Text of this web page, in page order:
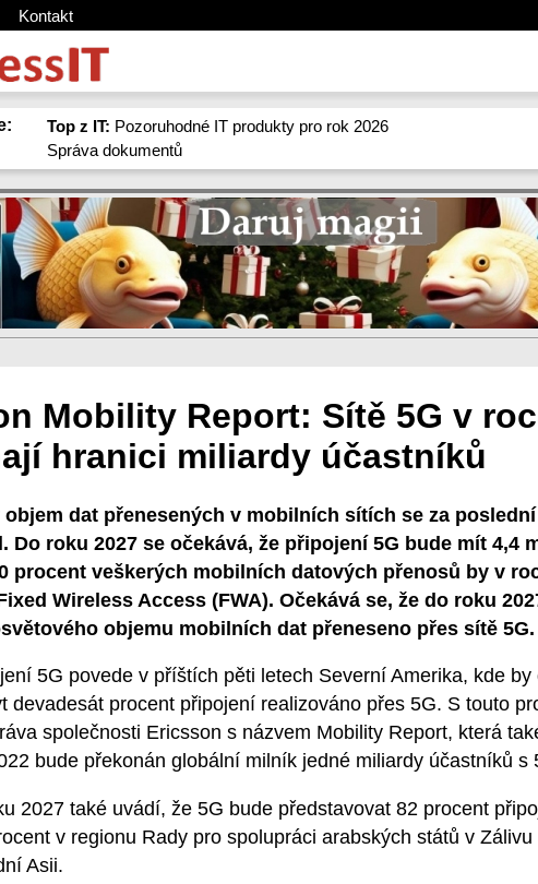
Kontakt
Top z IT: Pozoruhodné IT produkty pro rok 2026
Správa dokumentů
Mobility Report: Sítě 5G v
hranici miliardy účastníků
dat přenesených v mobilních sítích se za
Do roku 2027 se očekává, že připojení 5G bude mít 4,4
procent veškerých mobilních datových přenosů by v
Wireless Access (FWA). Očekává se, že do roku
objemu mobilních dat přeneseno přes sítě 5G.
5G povede v příštích pěti letech Severní Amerika, kde by
devadesát procent připojení realizováno přes 5G. S touto
společnosti Ericsson s názvem Mobility Report, která
bude překonán globální milník jedné miliardy účastníků s
2027 také uvádí, že 5G bude představovat 82 procent
v regionu Rady pro spolupráci arabských států v
Asii.